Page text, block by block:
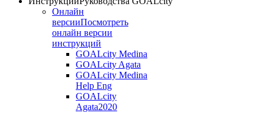
Онлайн
версииПосмотреть
онлайн версии
инструкций
GOALcity Medina
GOALcity Agata
GOALcity Medina
Help Eng
GOALcity
Agata2020